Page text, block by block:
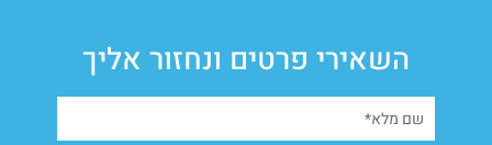
השאירי פרטים ונחזור אליך